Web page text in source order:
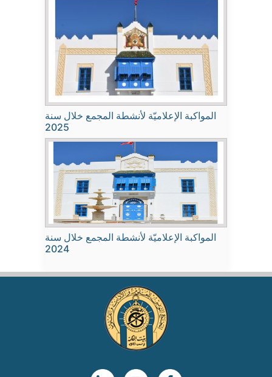
المواكبة الإعلاميّة لأنشطة المجمع خلال سنة
2025
المواكبة الإعلاميّة لأنشطة المجمع خلال سنة
2024